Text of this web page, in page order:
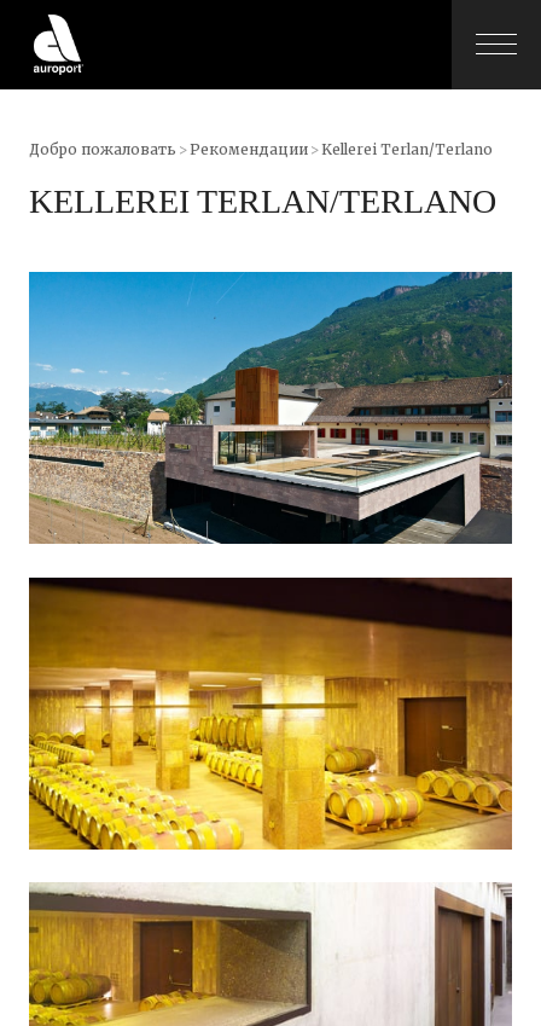
Добро пожаловать >Рекомендации >Kellerei Terlan/Terlano
KELLEREI TERLAN/TERLANO